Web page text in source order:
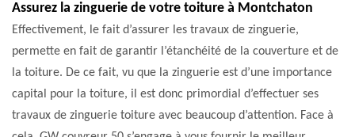
Assurez la zinguerie de votre toiture à Montchaton
Effectivement, le fait d’assurer les travaux de zinguerie,
permette en fait de garantir l’étanchéité de la couverture et de
la toiture. De ce fait, vu que la zinguerie est d’une importance
capital pour la toiture, il est donc primordial d’effectuer ses
travaux de zinguerie toiture avec beaucoup d’attention. Face à